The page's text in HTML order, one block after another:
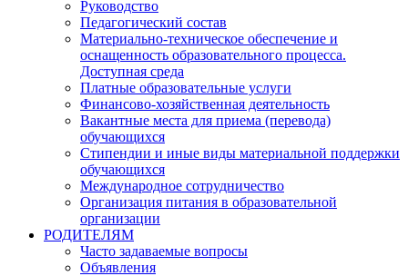
Руководство
Педагогический состав
Материально-техническое обеспечение и
оснащенность образовательного процесса.
Доступная среда
Платные образовательные услуги
Финансово-хозяйственная деятельность
Вакантные места для приема (перевода)
обучающихся
Стипендии и иные виды материальной поддержки
обучающихся
Международное сотрудничество
Организация питания в образовательной
организации
РОДИТЕЛЯМ
Часто задаваемые вопросы
Объявления